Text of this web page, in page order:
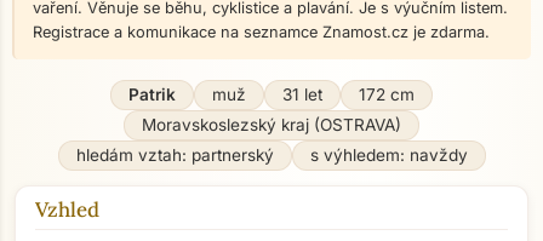
vaření. Věnuje se běhu, cyklistice a plavání. Je s výučním listem.
Registrace a komunikace na seznamce Znamost.cz je zdarma.
Patrik muž 31 let
172 cm
Moravskoslezský kraj (OSTRAVA)
hledám vztah: partnerský
s výhledem: navždy
Vzhled